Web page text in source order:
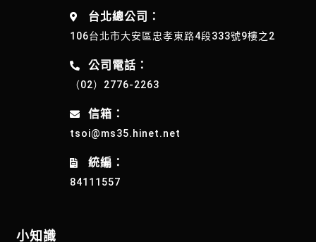
台北總公司：
106台北市大安區忠孝東路4段333號9樓之2
公司電話：
（02）2776-2263
信箱：
tsoi@ms35.hinet.net
統編：
84111557
小知識